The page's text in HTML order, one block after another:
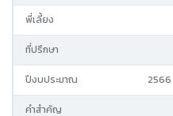
พี่เลี้ยง
ที่ปรึกษา
ปีงบประมาณ 2566
คำสำคัญ